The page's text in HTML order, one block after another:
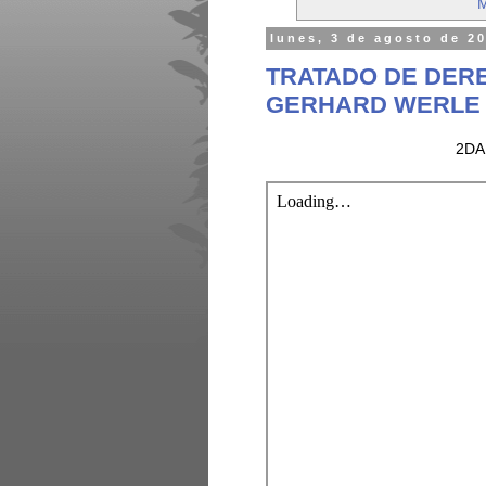
lunes, 3 de agosto de
TRATADO DE
GERHARD